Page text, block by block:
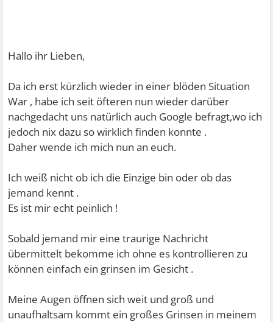
Hallo ihr Lieben,
Da ich erst kürzlich wieder in einer blöden Situation
War , habe ich seit öfteren nun wieder darüber
nachgedacht uns natürlich auch Google befragt,wo ich
jedoch nix dazu so wirklich finden konnte .
Daher wende ich mich nun an euch.
Ich weiß nicht ob ich die Einzige bin oder ob das
jemand kennt .
Es ist mir echt peinlich !
Sobald jemand mir eine traurige Nachricht
übermittelt bekomme ich ohne es kontrollieren zu
können einfach ein grinsen im Gesicht .
Meine Augen öffnen sich weit und groß und
unaufhaltsam kommt ein großes Grinsen in meinem